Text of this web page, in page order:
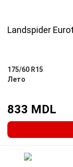
Landspider
175/60 R15
Лето
833 MDL